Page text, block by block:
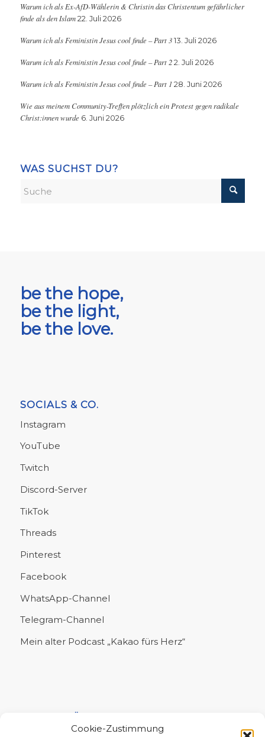
Cookie-Zustimmung
Warum ich als Ex-AfD-Wählerin & Christin das Christentum gefährlicher
finde als den Islam 22. Juli 2026
Warum ich als Feministin Jesus cool finde – Part 3 13. Juli 2026
Warum ich als Feministin Jesus cool finde – Part 2 2. Juli 2026
Warum ich als Feministin Jesus cool finde – Part 1 28. Juni 2026
Wie aus meinem Community-Treffen plötzlich ein Protest gegen radikale
Christ:innen wurde 6. Juni 2026
WAS SUCHST DU?
be the hope,
be the light,
be the love.
SOCIALS & CO.
Instagram
YouTube
Twitch
Discord-Server
TikTok
Threads
Pinterest
Facebook
WhatsApp-Channel
Telegram-Channel
Mein alter Podcast „Kakao fürs Herz“